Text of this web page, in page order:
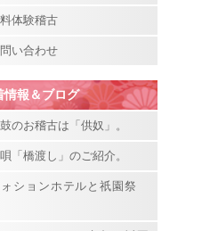
体験稽古
い合わせ
情報＆ブログ
のお稽古は「供奴」。
「橋渡し」のご紹介。
ションホテルと祇園祭